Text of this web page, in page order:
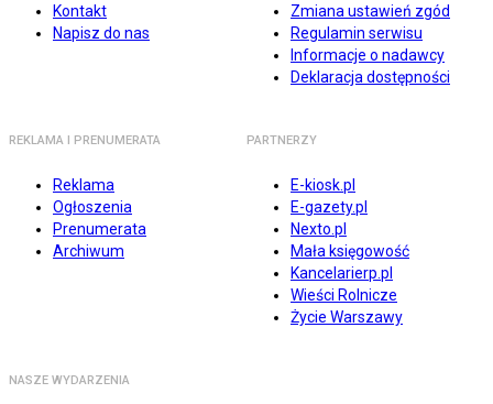
Kontakt
Napisz do nas
Zmiana ustawień zgód
Regulamin serwisu
Informacje o nadawcy
Deklaracja dostępności
REKLAMA I PRENUMERATA
Reklama
Ogłoszenia
Prenumerata
Archiwum
PARTNERZY
E-kiosk.pl
E-gazety.pl
Nexto.pl
Mała księgowość
Kancelarierp.pl
Wieści Rolnicze
Życie Warszawy
NASZE WYDARZENIA